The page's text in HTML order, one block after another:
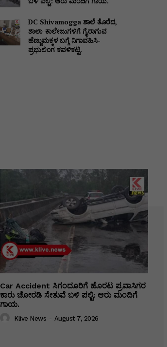
DC Shivamogga ಶಾಲೆ ತೊರೆದ,
ಶಾಲಾ-ಕಾಲೇಜುಗಳಿಗೆ ಗೈರಾಗುವ
ಹೆಣ್ಣುಮಕ್ಕಳ ಬಗ್ಗೆ ನಿಗಾವಹಿಸಿ-
ಪ್ರಭುಲಿಂಗ ಕವಳಿಕಟ್ಟಿ.
Car Accident ಸಿಗಂದೂರಿಗೆ ಹೊರಟ ಪ್ರವಾಸಿಗರ
ಕಾರು ಚೋರಡಿ ಸೇತುವೆ ಬಳಿ ಪಲ್ಟಿ: ಆರು ಮಂದಿಗೆ
ಗಾಯ.
Klive News - August 7, 2026